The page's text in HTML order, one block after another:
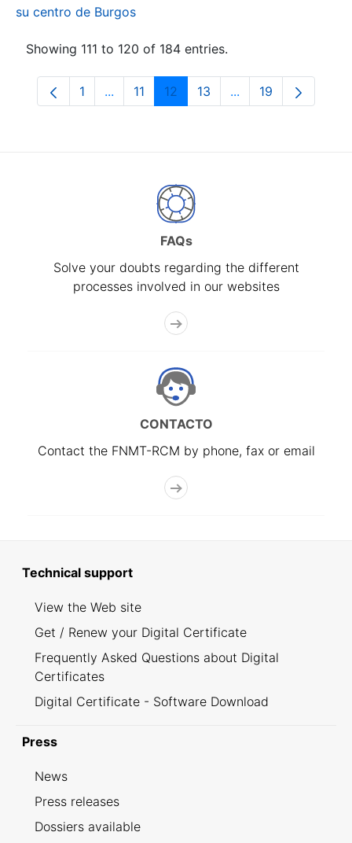
su centro de Burgos
Showing 111 to 120 of 184 entries.
Page
1 ...Intermediate Pages Use TAB to navigate.
Page
11 Page
12 Page
13 ...Intermediate
Page
19
FAQs
Solve your doubts regarding the different
processes involved in our websites
CONTACTO
Contact the FNMT-RCM by phone, fax or email
Technical support
View the Web site
Get / Renew your Digital Certificate
Frequently Asked Questions about Digital
Certificates
Digital Certificate - Software Download
Press
News
Press releases
Dossiers available